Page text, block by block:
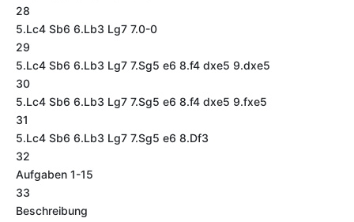
28
5.Lc4 Sb6 6.Lb3 Lg7 7.0-0
29
5.Lc4 Sb6 6.Lb3 Lg7 7.Sg5 e6 8.f4 dxe5 9.dxe5
30
5.Lc4 Sb6 6.Lb3 Lg7 7.Sg5 e6 8.f4 dxe5 9.fxe5
31
5.Lc4 Sb6 6.Lb3 Lg7 7.Sg5 e6 8.Df3
32
Aufgaben 1-15
33
Beschreibung